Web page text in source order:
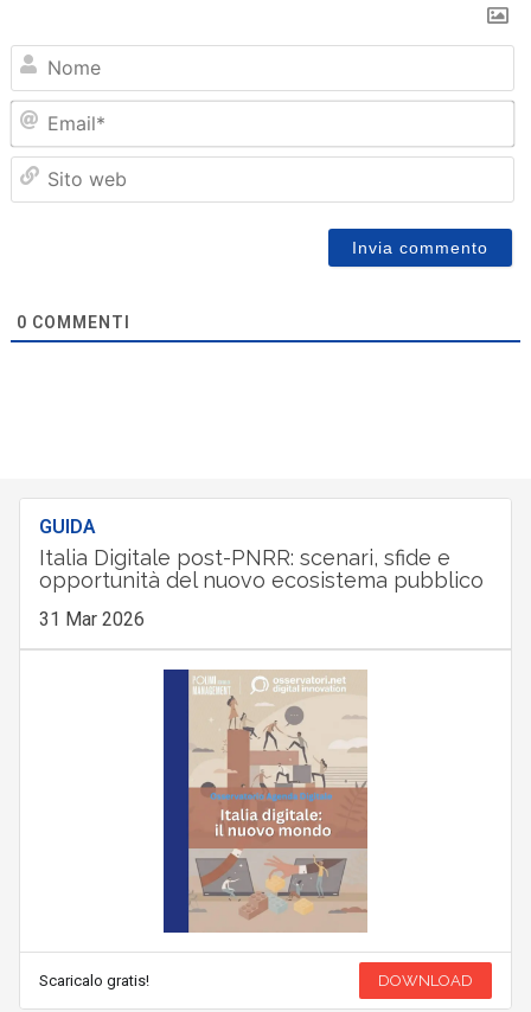
0 COMMENTI
GUIDA
Italia Digitale post-PNRR: scenari, sfide e
opportunità del nuovo ecosistema pubblico
31 Mar 2026
Scaricalo gratis! DOWNLOAD